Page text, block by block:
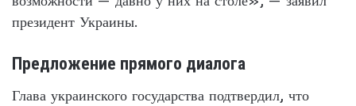
президент Украины.
Предложение прямого диалога
Глава украинского государства подтвердил, что